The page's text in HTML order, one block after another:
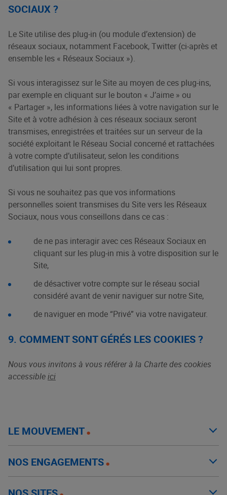
SOCIAUX ?
Le Site utilise des plug-in (ou module d’extension) de
réseaux sociaux, notamment Facebook, Twitter (ci-après et
ensemble les « Réseaux Sociaux »).
Si vous interagissez sur le Site au moyen de ces plug-ins,
par exemple en cliquant sur le bouton « J’aime » ou
« Partager », les informations liées à votre navigation sur le
Site et à votre adhésion à ces réseaux sociaux seront
transmises, enregistrées et traitées sur un serveur de la
société exploitant le Réseau Social concerné et rattachées
à votre compte d’utilisateur, selon les conditions
d’utilisation qui lui sont propres.
Si vous ne souhaitez pas que vos informations
personnelles soient transmises du Site vers les Réseaux
Sociaux, nous vous conseillons dans ce cas :
de ne pas interagir avec ces Réseaux Sociaux en
cliquant sur les plug-in mis à votre disposition sur le
Site,
de désactiver votre compte sur le réseau social
considéré avant de venir naviguer sur notre Site,
de naviguer en mode “Privé” via votre navigateur.
9. COMMENT SONT GÉRÉS LES COOKIES ?
Nous vous invitons à vous référer à la Charte des cookies
accessibleici
LE MOUVEMENT
NOS ENGAGEMENTS